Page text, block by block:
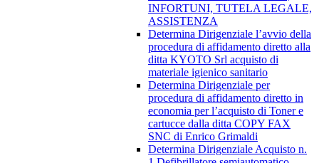
INFORTUNI, TUTELA LEGALE,
ASSISTENZA
Determina Dirigenziale l’avvio della
procedura di affidamento diretto alla
ditta KYOTO Srl acquisto di
materiale igienico sanitario
Determina Dirigenziale per
procedura di affidamento diretto in
economia per l’acquisto di Toner e
cartucce dalla ditta COPY FAX
SNC di Enrico Grimaldi
Determina Dirigenziale Acquisto n.